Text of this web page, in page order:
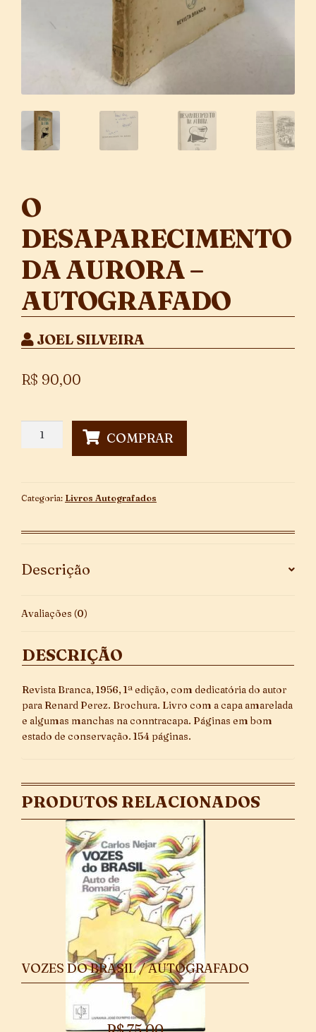
O
DESAPARECIMENTO
DA AURORA –
AUTOGRAFADO
JOEL SILVEIRA
R$ 90,00
Desaparecimento
Autografado
COMPRAR
Categoria: Livros Autografados
Descrição
Avaliações (0)
DESCRIÇÃO
Revista Branca, 1956, 1ª edição, com dedicatória do autor
para Renard Perez. Brochura. Livro com a capa amarelada
e algumas manchas na conntracapa. Páginas em bom
estado de conservação. 154 páginas.
PRODUTOS RELACIONADOS
VOZES DO BRASIL / AUTOGRAFADO